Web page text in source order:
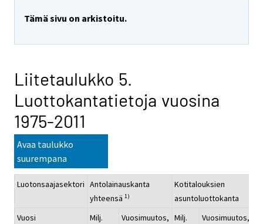
Tämä sivu on arkistoitu.
Liitetaulukko 5.
Luottokantatietoja vuosina
1975-2011
Avaa taulukko
suurempana
Luotonsaajasektori Antolainauskanta
yhteensä 1)
Kotitalouksien
asuntoluottokanta
Vuosi
Milj.
Vuosimuutos, Milj.
Vuosimuutos,